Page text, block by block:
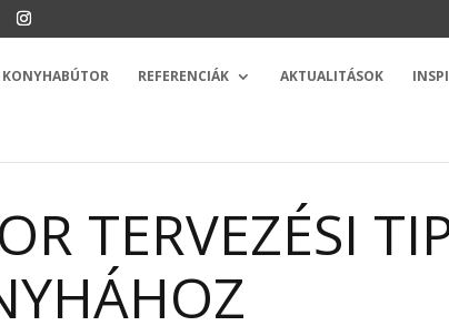
KONYHABÚTOR REFERENCIÁK AKTUALITÁSOK
TERVEZÉSI